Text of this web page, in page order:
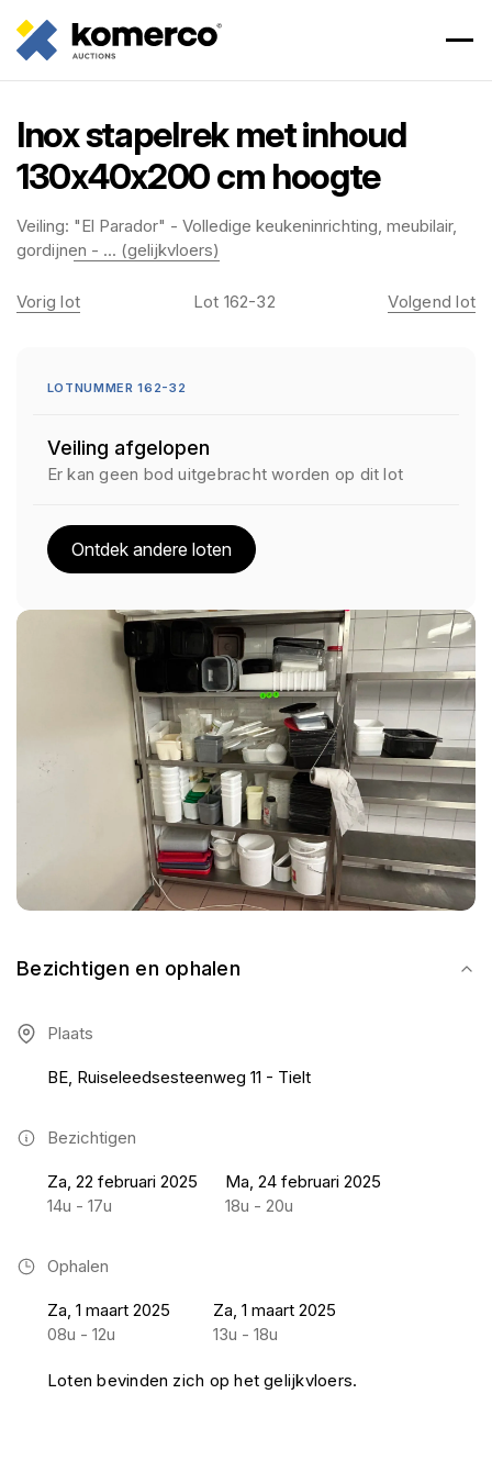
Inox stapelrek met inhoud
130x40x200 cm hoogte
Veiling: "El Parador" - Volledige keukeninrichting, meubilair,
gordijnen - ... (gelijkvloers)
Bezichtigen en ophalen
Plaats
BE, Ruiseleedsesteenweg 11 - Tielt
Bezichtigen
Za, 22 februari 2025
14u - 17u
Ma, 24 februari 2025
18u - 20u
Ophalen
Za, 1 maart 2025
08u - 12u
Za, 1 maart 2025
13u - 18u
Loten bevinden zich op het gelijkvloers.
Vorig lot Lot 162-32 Volgend lot
LOTNUMMER 162-32
Veiling afgelopen
Er kan geen bod uitgebracht worden op dit lot
Ontdek andere loten